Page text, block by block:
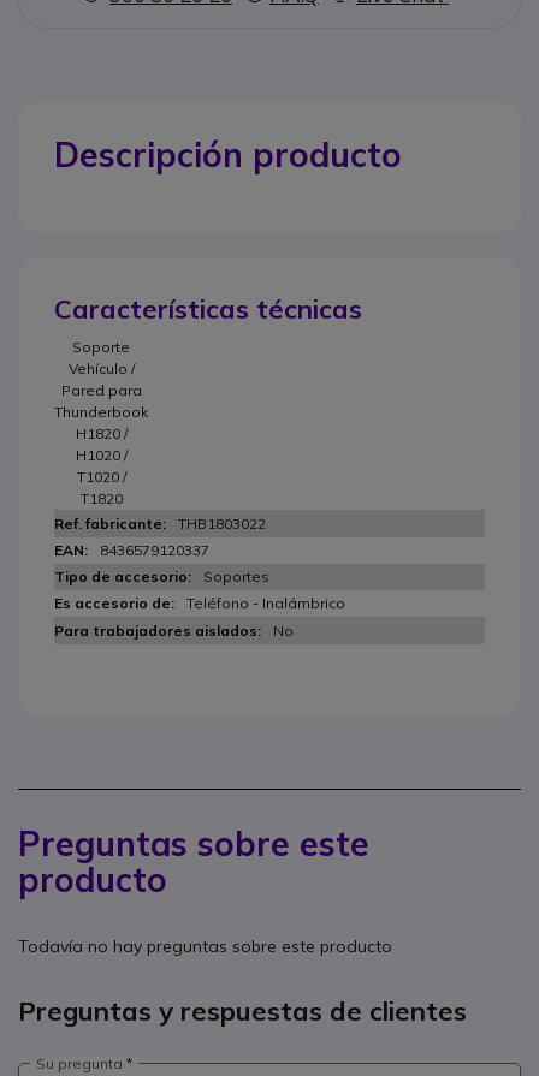
Descripción producto
Características técnicas
Soporte
Vehículo /
Pared para
Thunderbook
H1820 /
H1020 /
T1020 /
T1820
THB1803022
8436579120337
Soportes
Teléfono - Inalámbrico
No
Preguntas sobre este
producto
Todavía no hay preguntas sobre este producto
Preguntas y respuestas de clientes
Su pregunta